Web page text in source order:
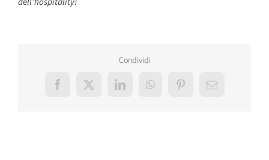
Condividi
Facebook
X LinkedInWhatsAppPinterestEmail